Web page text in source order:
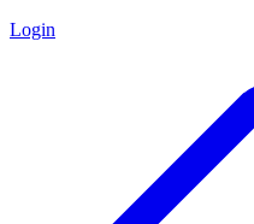
Login